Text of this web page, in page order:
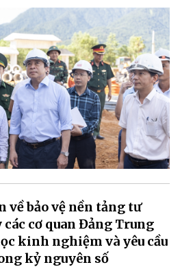
về bảo vệ nền tảng tư
cơ quan Đảng Trung
kinh nghiệm và yêu cầu
kỷ nguyên số